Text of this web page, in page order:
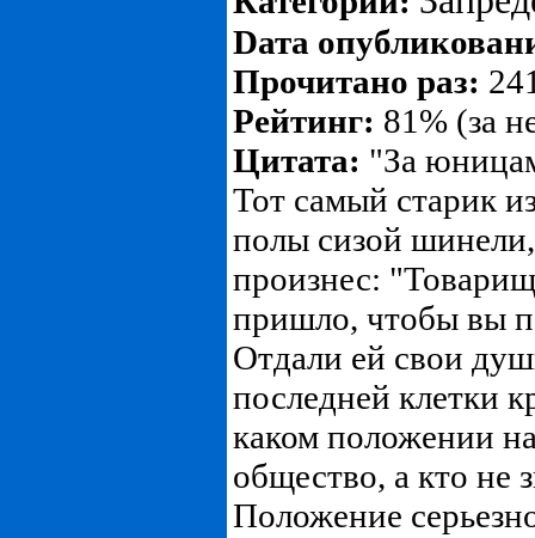
Dата
Прочитано раз:
Рейтинг: 81% (за
Цитата: "За
Тот самый старик
полы сизой
произнес:
пришло, чтобы вы
Отдали ей свои
последней клетки
каком положении
общество, а кто не
Положение